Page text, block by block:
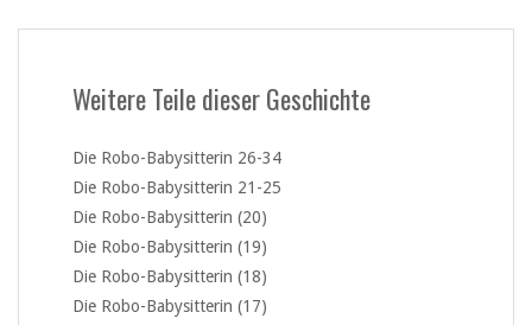
Weitere Teile dieser Geschichte
Die Robo-Babysitterin 26-34
Die Robo-Babysitterin 21-25
Die Robo-Babysitterin (20)
Die Robo-Babysitterin (19)
Die Robo-Babysitterin (18)
Die Robo-Babysitterin (17)